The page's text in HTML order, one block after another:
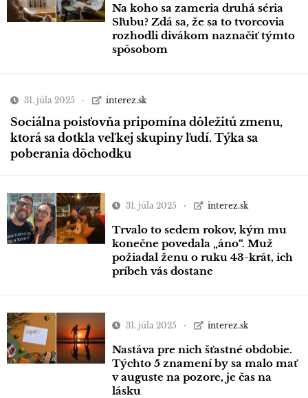
Na koho sa zameria druhá séria
Sľubu? Zdá sa, že sa to tvorcovia
rozhodli divákom naznačiť týmto
spôsobom
31. júla 2025 interez.sk
Sociálna poisťovňa pripomína dôležitú zmenu,
ktorá sa dotkla veľkej skupiny ľudí. Týka sa
poberania dôchodku
31. júla 2025 interez.sk
Trvalo to sedem rokov, kým mu
konečne povedala „áno“. Muž
požiadal ženu o ruku 43-krát, ich
príbeh vás dostane
31. júla 2025 interez.sk
Nastáva pre nich šťastné obdobie.
Týchto 5 znamení by sa malo mať
v auguste na pozore, je čas na
lásku